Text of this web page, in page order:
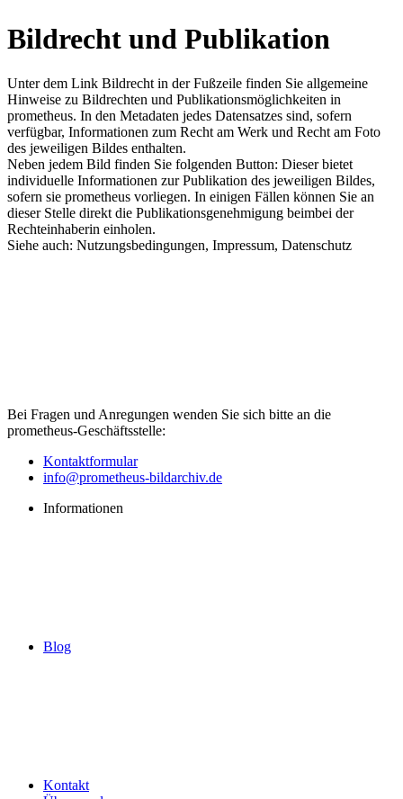
Bildrecht und Publikation
Unter dem Link Bildrecht in der Fußzeile finden Sie allgemeine
Hinweise zu Bildrechten und Publikationsmöglichkeiten in
prometheus. In den Metadaten jedes Datensatzes sind, sofern
verfügbar, Informationen zum Recht am Werk und Recht am Foto
des jeweiligen Bildes enthalten.
Neben jedem Bild finden Sie folgenden Button: Dieser bietet
individuelle Informationen zur Publikation des jeweiligen Bildes,
sofern sie prometheus vorliegen. In einigen Fällen können Sie an
dieser Stelle direkt die Publikationsgenehmigung beimbei der
Rechteinhaberin einholen.
Siehe auch: Nutzungsbedingungen, Impressum, Datenschutz
Bei Fragen und Anregungen wenden Sie sich bitte an die
prometheus-Geschäftsstelle:
Kontaktformular
info@prometheus-bildarchiv.de
Informationen
Blog
Kontakt